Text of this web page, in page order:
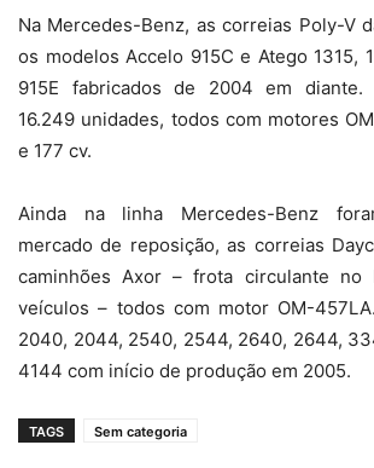
Na Mercedes-Benz, as correias Poly-V
os modelos Accelo 915C e Atego 1315,
915E fabricados de 2004 em diante.
16.249 unidades, todos com motores
e 177 cv.
Ainda na linha Mercedes-Benz
mercado de reposição, as correias
caminhões Axor – frota circulante no
veículos – todos com motor OM-
2040, 2044, 2540, 2544, 2640, 2644,
4144 com início de produção em 2005.
TAGS Sem categoria